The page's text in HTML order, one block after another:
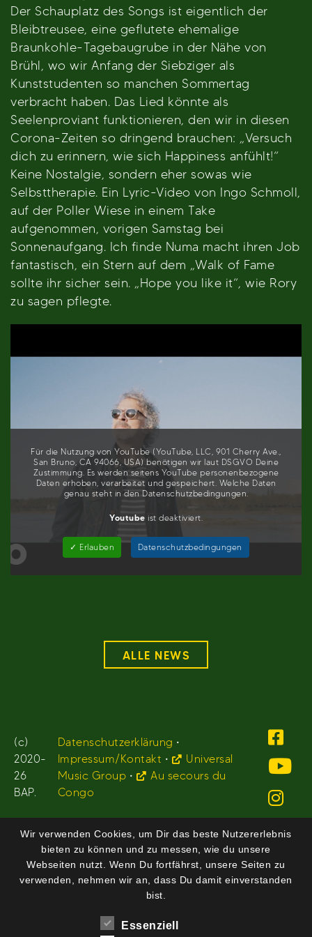
Der Schauplatz des Songs ist eigentlich der
Bleibtreusee, eine geflutete ehemalige
Braunkohle-Tagebaugrube in der Nähe von
Brühl, wo wir Anfang der Siebziger als
Kunststudenten so manchen Sommertag
verbracht haben. Das Lied könnte als
Seelenproviant funktionieren, den wir in diesen
Corona-Zeiten so dringend brauchen: „Versuch
dich zu erinnern, wie sich Happiness anfühlt!“
Keine Nostalgie, sondern eher sowas wie
Selbsttherapie. Ein Lyric-Video von Ingo Schmoll,
auf der Poller Wiese in einem Take
aufgenommen, vorigen Samstag bei
Sonnenaufgang. Ich finde Numa macht ihren Job
fantastisch, ein Stern auf dem „Walk of Fame
sollte ihr sicher sein. „Hope you like it“, wie Rory
zu sagen pflegte.
Für die Nutzung von YouTube (YouTube, LLC, 901 Cherry Ave.,
San Bruno, CA 94066, USA) benötigen wir laut DSGVO Deine
Zustimmung. Es werden seitens YouTube personenbezogene
Daten erhoben, verarbeitet und gespeichert. Welche Daten
genau steht in den Datenschutzbedingungen.
Youtube ist deaktiviert.
✓ Erlauben Datenschutzbedingungen
ALLE NEWS
(c)
2020-
26
BAP.
Datenschutzerklärung •
Impressum/Kontakt •
Universal
Music Group •
Au secours du
Congo
Wir verwenden Cookies, um Dir das beste Nutzererlebnis
bieten zu können und zu messen, wie du unsere
Webseiten nutzt. Wenn Du fortfährst, unsere Seiten zu
verwenden, nehmen wir an, dass Du damit einverstanden
bist.
Essenziell